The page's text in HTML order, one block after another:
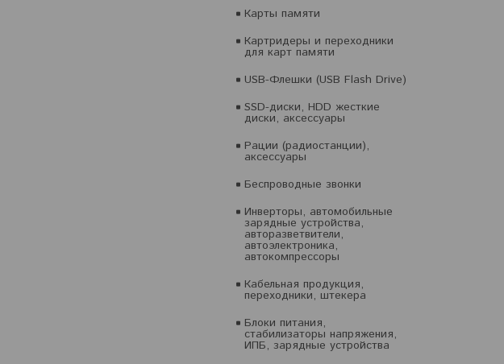
Карты памяти
Картридеры и переходники
для карт памяти
USB-Флешки (USB Flash Drive)
SSD-диски, HDD жесткие
диски, аксессуары
Рации (радиостанции),
аксессуары
Беспроводные звонки
Инверторы, автомобильные
зарядные устройства,
авторазветвители,
автоэлектроника,
автокомпрессоры
Кабельная продукция,
переходники, штекера
Блоки питания,
стабилизаторы напряжения,
ИПБ, зарядные устройства